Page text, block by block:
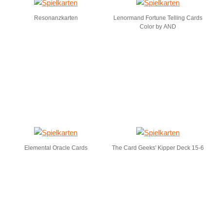
Resonanzkarten
Lenormand Fortune Telling Cards
Color by AND
Elemental Oracle Cards The Card Geeks' Kipper Deck 15-6